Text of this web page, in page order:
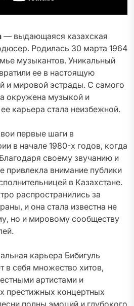
— выдающаяся казахская
Родилась 30 марта 1964
музыкантов. Уникальный
ее в настоящую
и мировой эстрады. С самого
окружена музыкой и
карьера стала неизбежной.
первые шаги в
в начале 1980-х годов, когда
своему звучанию и
привлекла внимание публики
в Казахстане.
распространились за
и она стала известна не
но и мировому сообществу
карьера Бибигуль
в себя множество хитов,
артистами и
престижных концертных
полны эмоций и глубокого